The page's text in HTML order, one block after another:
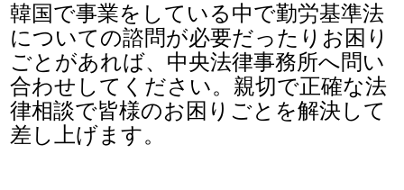
韓国で事業をしている中で勤労基準法
についての諮問が必要だったりお困り
ごとがあれば、中央法律事務所へ問い
合わせしてください。親切で正確な法
律相談で皆様のお困りごとを解決して
差し上げます。